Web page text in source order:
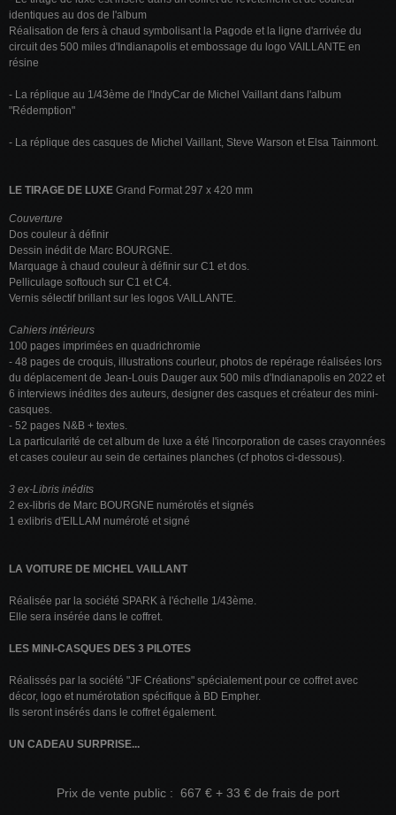
identiques au dos de l'album
Réalisation de fers à chaud symbolisant la Pagode et la ligne d'arrivée du
circuit des 500 miles d'Indianapolis et embossage du logo VAILLANTE en
résine
- La réplique au 1/43ème de l'IndyCar de Michel Vaillant dans l'album
"Rédemption"
- La réplique des casques de Michel Vaillant, Steve Warson et Elsa Tainmont.
LE TIRAGE DE LUXE Grand Format 297 x 420 mm
Couverture
Dos couleur à définir
Dessin inédit de Marc BOURGNE.
Marquage à chaud couleur à définir sur C1 et dos.
Pelliculage softouch sur C1 et C4.
Vernis sélectif brillant sur les logos VAILLANTE.
Cahiers intérieurs
100 pages imprimées en quadrichromie
- 48 pages de croquis, illustrations courleur, photos de repérage réalisées lors
du déplacement de Jean-Louis Dauger aux 500 mils d'Indianapolis en 2022 et
6 interviews inédites des auteurs, designer des casques et créateur des mini-
casques.
- 52 pages N&B + textes.
La particularité de cet album de luxe a été l'incorporation de cases crayonnées
et cases couleur au sein de certaines planches (cf photos ci-dessous).
3 ex-Libris inédits
2 ex-libris de Marc BOURGNE numérotés et signés
1 exlibris d'EILLAM numéroté et signé
LA VOITURE DE MICHEL VAILLANT
Réalisée par la société SPARK à l'échelle 1/43ème.
Elle sera insérée dans le coffret.
LES MINI-CASQUES DES 3 PILOTES
Réalissés par la société "JF Créations" spécialement pour ce coffret avec
décor, logo et numérotation spécifique à BD Empher.
Ils seront insérés dans le coffret également.
UN CADEAU SURPRISE...
Prix de vente public : 667 € + 33 € de frais de port